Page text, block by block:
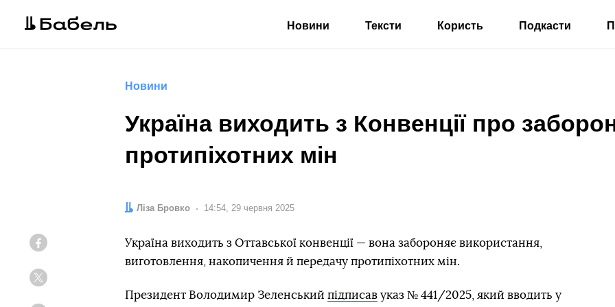
Новини Тексти Користь Подкасти
Новини
Україна виходить з Конвенції про
протипіхотних мін
Автор:
Ліза Бровко Дата:
14:54, 29 червня 2025
Україна виходить з Оттавської конвенції — вона забороняє використання,
виготовлення, накопичення й передачу протипіхотних мін.
Президент Володимир Зеленський підписав указ № 441/2025, який вводить у